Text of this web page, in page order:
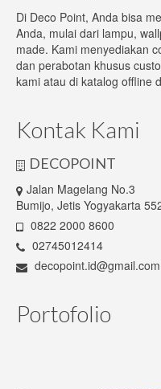
Di Deco Point, Anda bisa
Anda, mulai dari lampu,
made. Kami menyediakan
dan perabotan khusus
kami atau di katalog offline
Kontak Kami
DECOPOINT
Jalan Magelang No.3
Bumijo, Jetis Yogyakarta
0822 2000 8600
02745012414
decopoint.id@gmail.com
Portofolio